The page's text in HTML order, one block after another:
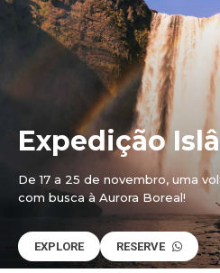
Expedição
De 17 a 25 de novembro, uma
com busca à Aurora Boreal!
EXPLORE RESERVE